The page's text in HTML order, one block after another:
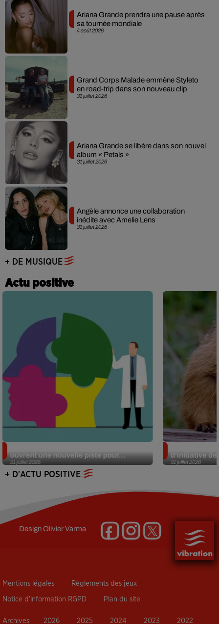
4 août 2026
Ariana Grande prendra une pause après
sa tournée mondiale
31 juillet 2026
Grand Corps Malade emmène Styleto
en road-trip dans son nouveau clip
31 juillet 2026
Ariana Grande se libère dans son nouvel
album « Petals »
31 juillet 2026
Angèle annonce une collaboration
inédite avec Amelie Lens
+ DE MUSIQUE
Actu positive
31 juillet 2026
ouvrent une nouvelle piste pour...
31 juillet 2026
d’initiative
+ D'ACTU POSITIVE
DesignOlivier Varma
Mentions légales Règlements des jeux
Notice d’information RGPD Plan du site
Archives 2026 2025 2024 2023 2022